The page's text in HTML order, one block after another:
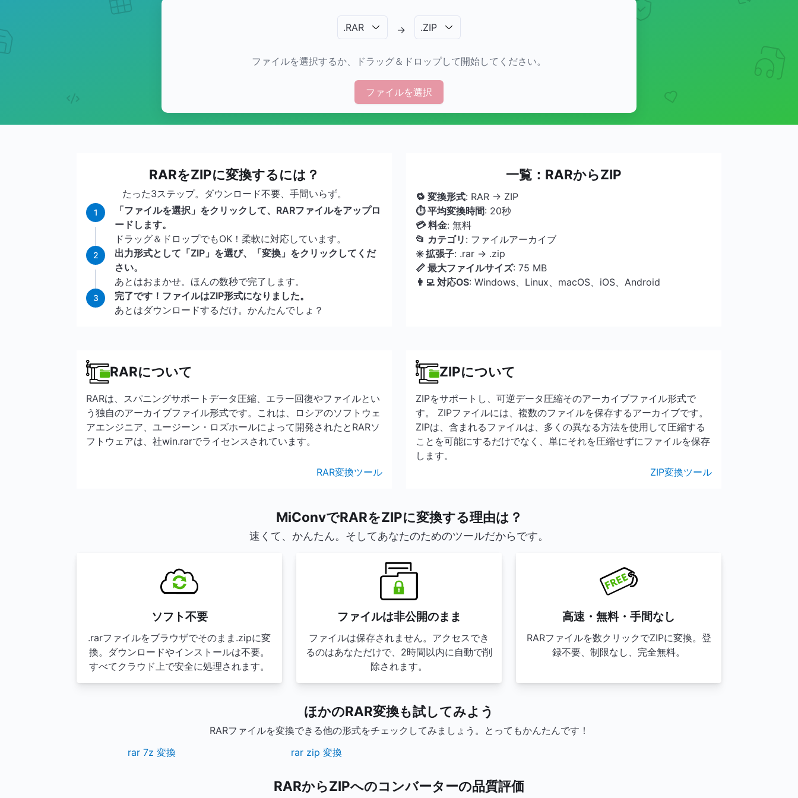
.RAR → .ZIP
ファイルを選択するか、ドラッグ＆ドロップして開始してください。
ファイルを選択
RARをZIPに変換するには？
たった3ステップ。ダウンロード不要、手間いらず。
1
「ファイルを選択」をクリックして、RARファイルをアップロ
ードします。
ドラッグ＆ドロップでもOK！柔軟に対応しています。
2
出力形式として「ZIP」を選び、「変換」をクリックしてくだ
さい。
あとはおまかせ。ほんの数秒で完了します。
3
完了です！ファイルはZIP形式になりました。
あとはダウンロードするだけ。かんたんでしょ？
一覧：RARからZIP
🔁 変換形式: RAR → ZIP
⏱ 平均変換時間: 20秒
💳 料金: 無料
📂 カテゴリ : ファイルアーカイブ
✳️ 拡張子: .rar → .zip
📏 最大ファイルサイズ: 75 MB
👩‍💻 対応OS: Windows、Linux、macOS、iOS、Android
RARについて
RARは、スパニングサポートデータ圧縮、エラー回復やファイルとい
う独自のアーカイブファイル形式です。これは、ロシアのソフトウェ
アエンジニア、ユージーン・ロズホールによって開発されたとRARソ
フトウェアは、社win.rarでライセンスされています。
RAR変換ツール
ZIPについて
ZIPをサポートし、可逆データ圧縮そのアーカイブファイル形式で
す。 ZIPファイルには、複数のファイルを保存するアーカイブです。
ZIPは、含まれるファイルは、多くの異なる方法を使用して圧縮する
ことを可能にするだけでなく、単にそれを圧縮せずにファイルを保存
します。
ZIP変換ツール
MiConvでRARをZIPに変換する理由は？
速くて、かんたん。そしてあなたのためのツールだからです。
ソフト不要
.rarファイルをブラウザでそのまま.zipに変
換。ダウンロードやインストールは不要。
すべてクラウド上で安全に処理されます。
ファイルは非公開のまま
ファイルは保存されません。アクセスでき
るのはあなただけで、2時間以内に自動で削
除されます。
高速・無料・手間なし
RARファイルを数クリックでZIPに変換。登
録不要、制限なし、完全無料。
ほかのRAR変換も試してみよう
RARファイルを変換できる他の形式をチェックしてみましょう。とってもかんたんです！
rar 7z 変換
rar zip 変換
RARからZIPへのコンバーターの品質評価